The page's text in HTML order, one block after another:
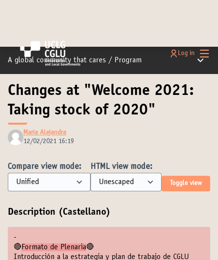
Main
Log in
A global community that cares / Program Main
Changes at "Welcome 2021:
Taking stock of 2020"
Maria Alejandra
12/02/2021 16:19
Compare view mode: HTML view mode:
Toggle view
Description (Castellano)
-
🔴 Formato de Plenaria🔴
Introducción a la estrategia y plan de trabajo de CGLU